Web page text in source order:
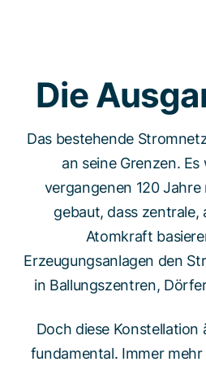
Die
Das bestehende
an seine Grenzen.
vergangenen 120
gebaut, dass zentrale,
Atomkraft
Erzeugungsanlagen den
in Ballungszentren,
Doch diese
fundamental. Immer